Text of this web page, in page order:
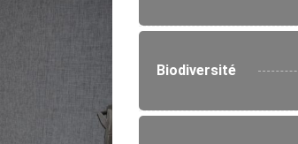
Biodiversité